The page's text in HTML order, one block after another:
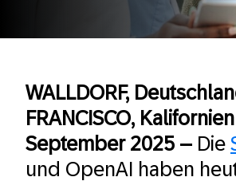
WALLDORF,
FRANCISCO,
September 2025 – Die
und OpenAI haben